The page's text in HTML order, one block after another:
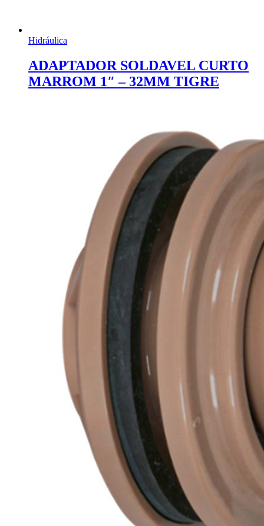
Hidráulica
ADAPTADOR SOLDAVEL CURTO
MARROM 1″ – 32MM TIGRE